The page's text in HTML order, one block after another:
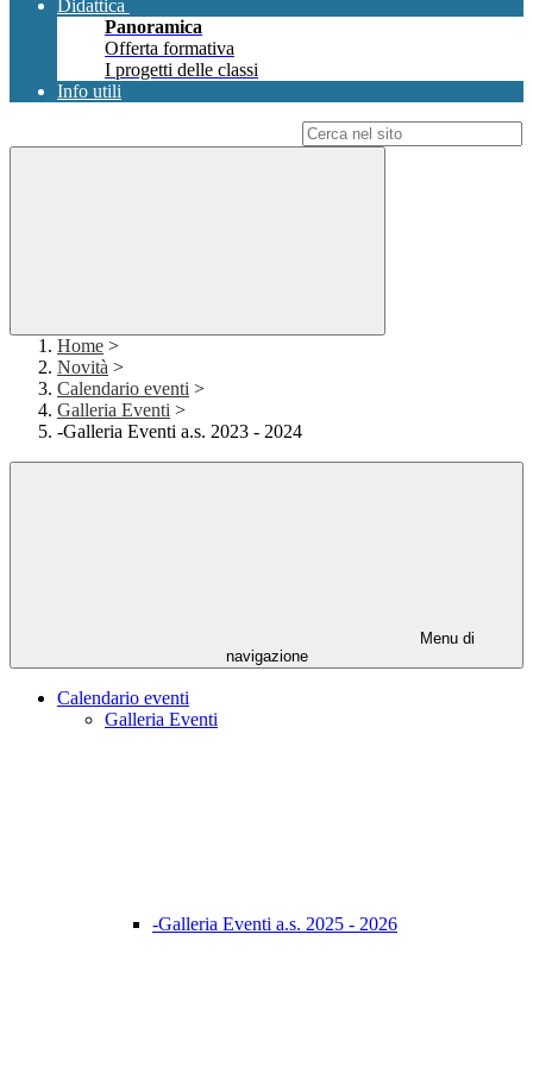
Didattica
Panoramica
Offerta formativa
I progetti delle classi
Info utili
Home >
Novità >
Calendario eventi >
Galleria Eventi >
-Galleria Eventi a.s. 2023 - 2024
Menu di
navigazione
Calendario eventi
Galleria Eventi
-Galleria Eventi a.s. 2025 - 2026